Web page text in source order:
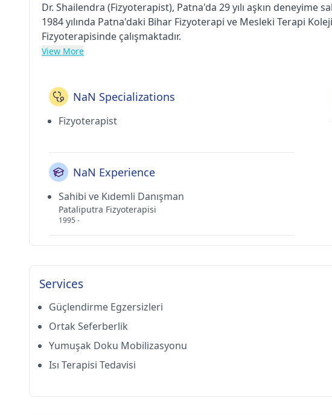
Dr. Shailendra (Fizyoterapist), Patna'da 29 yılı aşkın deneyime
1984 yılında Patna'daki Bihar Fizyoterapi ve Mesleki Terapi
Fizyoterapisinde çalışmaktadır.
View More
NaN Specializations
Fizyoterapist
NaN Experience
Sahibi ve Kıdemli Danışman
Pataliputra Fizyoterapisi
1995 -
Services
Güçlendirme Egzersizleri
Ortak Seferberlik
Yumuşak Doku Mobilizasyonu
Isı Terapisi Tedavisi